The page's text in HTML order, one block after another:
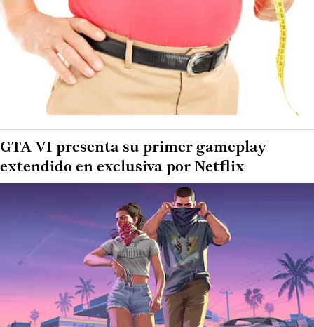
GTA VI presenta su primer gameplay
extendido en exclusiva por Netflix